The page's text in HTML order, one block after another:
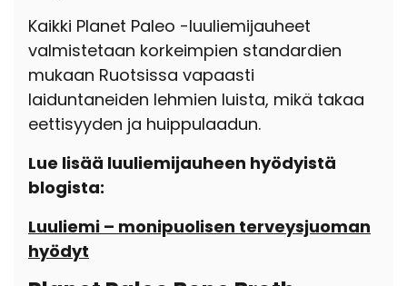
Kaikki Planet Paleo -luuliemijauheet
valmistetaan korkeimpien standardien
mukaan Ruotsissa vapaasti
laiduntaneiden lehmien luista, mikä takaa
eettisyyden ja huippulaadun.
Lue lisää luuliemijauheen hyödyistä
blogista:
Luuliemi – monipuolisen terveysjuoman
hyödyt